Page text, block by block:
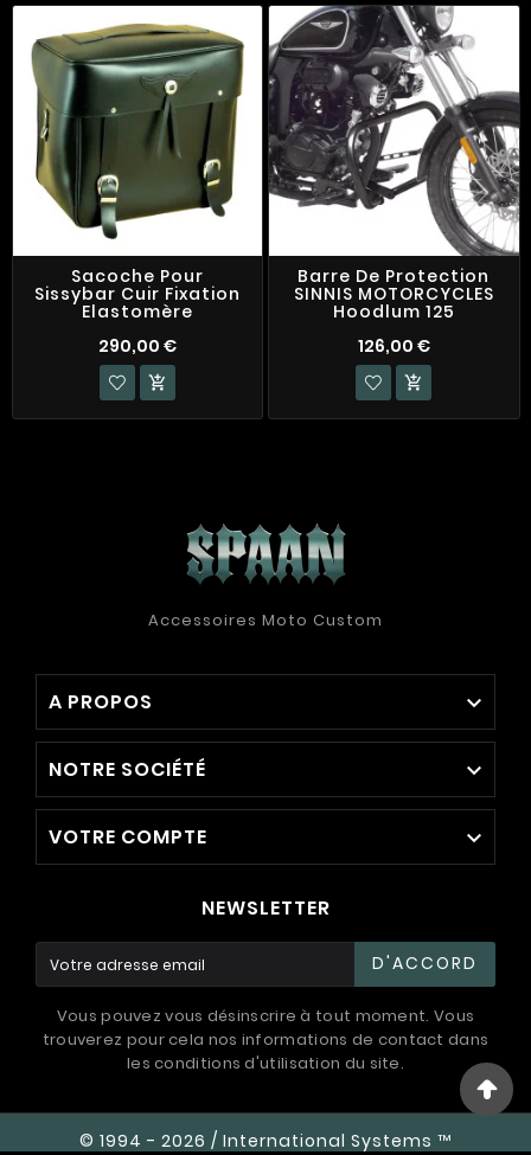
Sacoche Pour
Sissybar Cuir Fixation
Elastomère
290,00 €

Barre De Protection
SINNIS MOTORCYCLES
Hoodlum 125
126,00 €

Accessoires Moto Custom
A PROPOS 
NOTRE SOCIÉTÉ 
VOTRE COMPTE 
NEWSLETTER
D'ACCORD
Vous pouvez vous désinscrire à tout moment. Vous
trouverez pour cela nos informations de contact dans
les conditions d'utilisation du site.
© 1994 - 2026 / International Systems ™